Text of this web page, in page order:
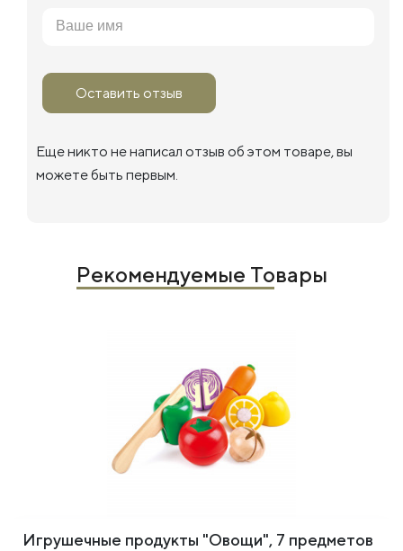
Оставить отзыв
Еще никто не написал отзыв об этом товаре, вы
можете быть первым.
Рекомендуемые Товары
Игрушечные продукты "Овощи", 7 предметов